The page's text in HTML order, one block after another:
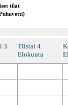
tilat
3.
Tiistai 4.
Elokuuta